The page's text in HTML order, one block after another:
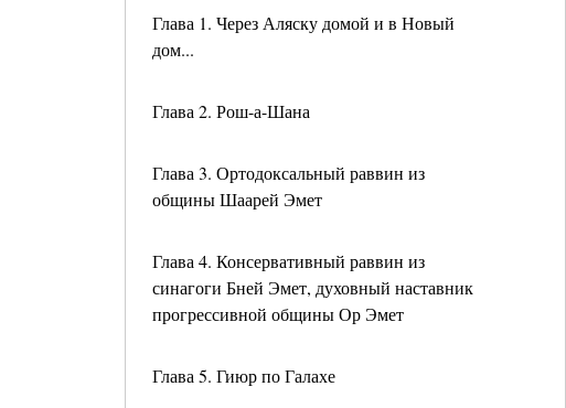
Глава 1. Через Аляску домой и в Новый
дом...
Глава 2. Рош-а-Шана
Глава 3. Ортодоксальный раввин из
общины Шаарей Эмет
Глава 4. Консервативный раввин из
синагоги Бней Эмет, духовный наставник
прогрессивной общины Ор Эмет
Глава 5. Гиюр по Галахе